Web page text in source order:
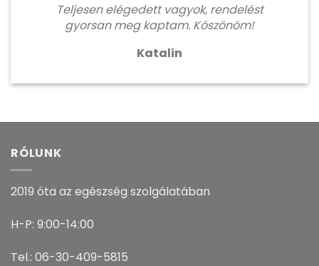
Teljesen elégedett vagyok, rendelést
gyorsan meg kaptam. Köszönöm!
Katalin
RÓLUNK
2019 óta az egészség szolgálatában
H-P: 9:00-14:00
Tel.: 06-30-409-5815